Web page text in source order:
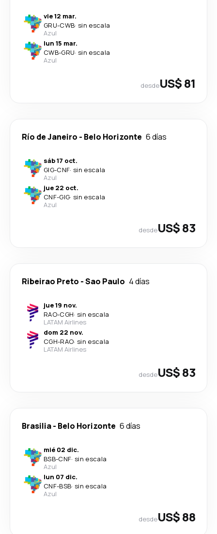
vie 12 mar.
GRU-CWB· sin escala
Azul
lun 15 mar.
CWB-GRU· sin escala
Azul
desdeUS$ 81
Río de Janeiro - Belo Horizonte 6 días
sáb 17 oct.
GIG-CNF· sin escala
Azul
jue 22 oct.
CNF-GIG· sin escala
Azul
desdeUS$ 83
Ribeirao Preto -Sao Paulo 4 días
jue 19 nov.
RAO-CGH· sin escala
LATAM Airlines
dom 22 nov.
CGH-RAO· sin escala
LATAM Airlines
desdeUS$ 83
Brasilia- Belo Horizonte 6 días
mié 02 dic.
BSB-CNF· sin escala
Azul
lun 07 dic.
CNF-BSB· sin escala
Azul
desdeUS$ 88